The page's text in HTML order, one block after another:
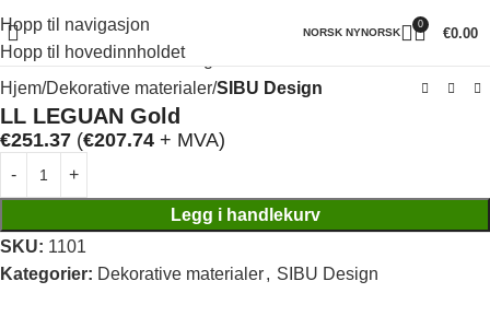
Hopp til navigasjon
Hopp til hovedinnholdet
NORSK NYNORSK
0
€0.00
Klikk for å forstørre
Hjem Dekorative materialer SIBU Design
LL LEGUAN Gold
€251.37 (€207.74 + MVA)
Legg i handlekurv
SKU: 1101
Kategorier: Dekorative materialer, SIBU Design